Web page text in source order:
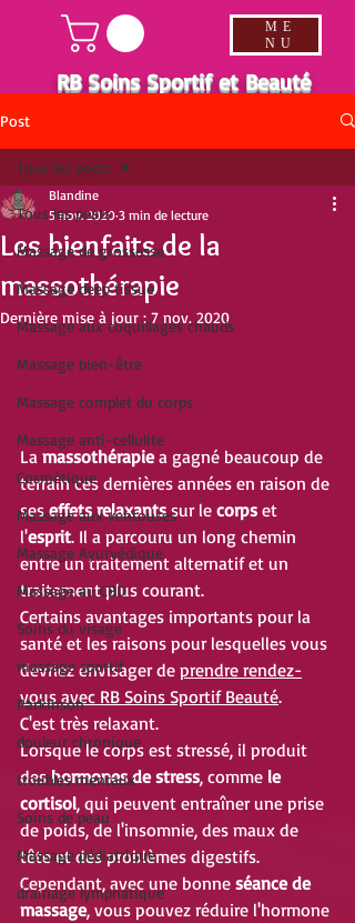
RB Soins Sportif et Beauté
ME
NU
Post
Tous les posts
Massage de grossesse
Massage deep tissue
Massage aux coquillages chauds
Massage bien-être
Massage complet du corps
Massage anti-cellulite
Cosmétique
Massage aux ventouses
Massage Ayurvédique
Massage au CBD
Soins du visage
massage sportif
Parkinson
douleur chronique
troubles mentaux
Soins de peau
Massage pédiatrique
drainage lymphatique
Tous les posts
Les bienfaits de la
massothérapie
Blandine
5 nov. 2020 3 min de lecture
Dernière mise à jour :7 nov. 2020
La massothérapie a gagné beaucoup de
terrain ces dernières années en raison de
ses effets relaxants sur le corps et
l'esprit. Il a parcouru un long chemin
entre un traitement alternatif et un
traitement plus courant.
Certains avantages importants pour la
santé et les raisons pour lesquelles vous
devriez envisager de prendre rendez-
vous avec RB Soins Sportif Beauté.
C'est très relaxant.
Lorsque le corps est stressé, il produit
des hormones de stress, comme le
cortisol, qui peuvent entraîner une prise
de poids, de l'insomnie, des maux de
tête et des problèmes digestifs.
Cependant, avec une bonne séance de
massage, vous pouvez réduire l'hormone